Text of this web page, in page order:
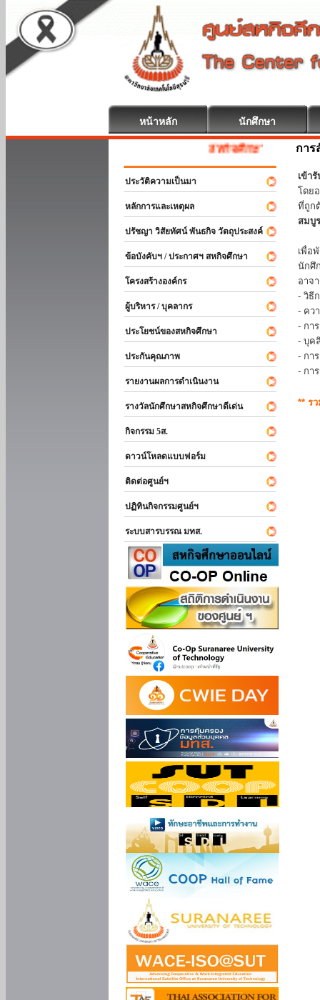
หน้าหลัก นักศึกษา
สหกิจศึกษา ยินดีต้อนรับ
ประวัติความเป็นมา
หลักการและเหตุผล
ปรัชญา วิสัยทัศน์ พันธกิจ วัตถุประสงค์
ข้อบังคับฯ / ประกาศฯ สหกิจศึกษา
โครงสร้างองค์กร
ผู้บริหาร / บุคลากร
ประโยชน์ของสหกิจศึกษา
ประกันคุณภาพ
รายงานผลการดำเนินงาน
รางวัลนักศึกษาสหกิจศึกษาดีเด่น
กิจกรรม 5ส.
ดาวน์โหลดแบบฟอร์ม
ติดต่อศูนย์ฯ
ปฏิทินกิจกรรมศูนย์ฯ
ระบบสารบรรณ มทส.
การ
เข้า
โดย
ที่ถูก
สมบู
เพื่อ
นักศึ
อาจ
- วิธี
- คว
- กา
- บุค
- กา
- กา
** ร